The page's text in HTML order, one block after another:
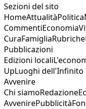
Sezioni del sito
HomeAttualitàPolitica
CommentiEconomia
CuraFamigliaRubriche
Pubblicazioni
Edizioni locali
UpLuoghi dell'Infinito
Avvenire
Chi siamoRedazione
AvvenirePubblicità